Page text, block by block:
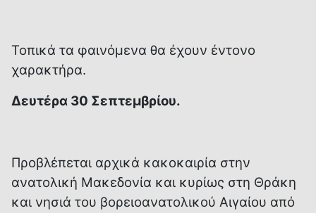
Τοπικά τα φαινόμενα θα έχουν έντονο
χαρακτήρα.
Δευτέρα 30 Σεπτεμβρίου.
Προβλέπεται αρχικά κακοκαιρία στην
ανατολική Μακεδονία και κυρίως στη Θράκη
και νησιά του βορειοανατολικού Αιγαίου από